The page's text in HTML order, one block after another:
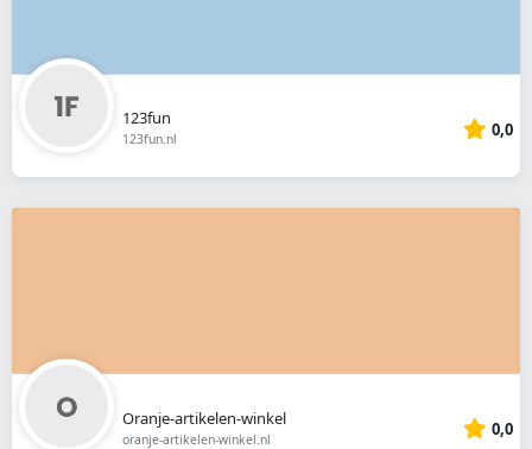
123fun
123fun.nl 0,0
Oranje-artikelen-winkel
oranje-artikelen-winkel.nl 0,0